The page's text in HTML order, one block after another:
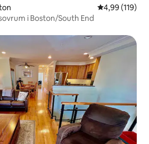
4,99 av 5 i
4,99 (119)
i Boston/South End